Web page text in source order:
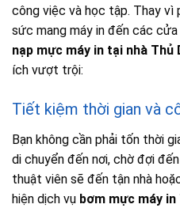
công việc và học tập. Thay vì
sức mang máy in đến các
nạp mực máy in tại nhà Thủ
ích vượt trội:
Tiết kiệm thời gian và
Bạn không cần phải tốn thời
di chuyển đến nơi, chờ đợi
thuật viên sẽ đến tận nhà
hiện dịch vụ bơm mực máy